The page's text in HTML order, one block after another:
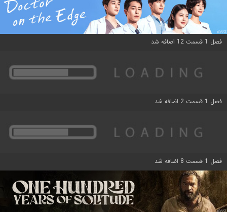
فصل 1 قسمت 12 اضافه شد
فصل 1 قسمت 2 اضافه شد
فصل 1 قسمت 8 اضافه شد